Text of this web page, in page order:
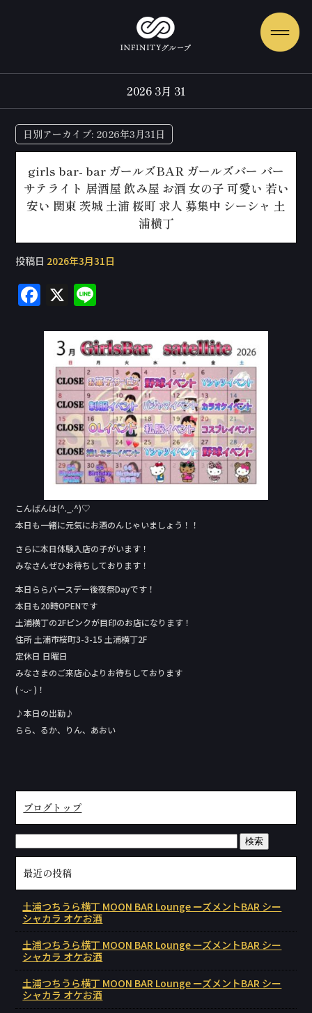
2026 3月 31
日別アーカイブ: 2026年3月31日
girls bar- bar ガールズBAR ガールズバー バー
サテライト 居酒屋 飲み屋 お酒 女の子 可愛い 若い
安い 関東 茨城 土浦 桜町 求人 募集中 シーシャ 土
浦横丁
投稿日 2026年3月31日
F
c
X
e
こんばんは(^._.^)♡
本日も一緒に元気にお酒のんじゃいましょう！！
さらに本日体験入店の子がいます！
みなさんぜひお待ちしております！
本日ららバースデー後夜祭Day‬です！
本日も20時OPENです
土浦横丁の2Fピンクが目印のお店になります！
住所 土浦市桜町3-3-15 土浦横丁2F
定休日 日曜日
みなさまのご来店心よりお待ちしております
( ᵕᴗᵕ )！
♪本日の出勤♪
らら、るか、りん、あおい
ブログトップ
最近の投稿
土浦つちうら横丁 MOON BAR Lounge ーズメントBAR シー
シャカラ オケお酒
土浦つちうら横丁 MOON BAR Lounge ーズメントBAR シー
シャカラ オケお酒
土浦つちうら横丁 MOON BAR Lounge ーズメントBAR シー
シャカラ オケお酒